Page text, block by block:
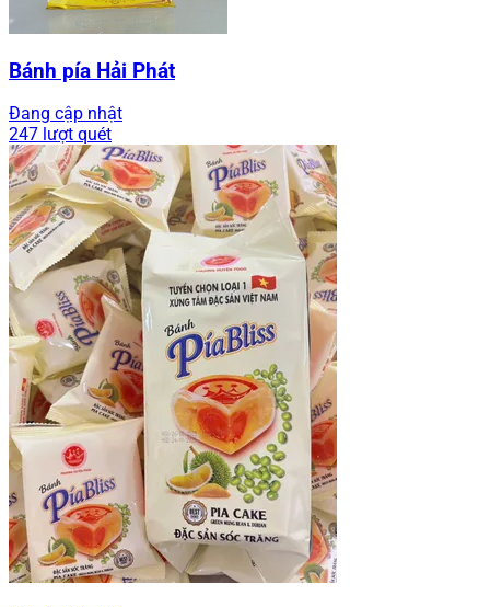
Bánh pía Hải Phát
Đang cập nhật
247 lượt quét